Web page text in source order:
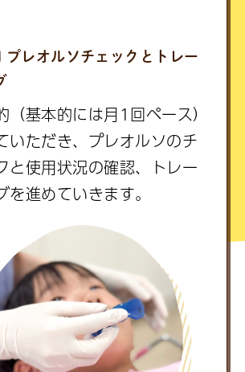
プレオルソチェックとトレー
（基本的には月1回ペース）
いただき、プレオルソのチ
と使用状況の確認、トレー
を進めていきます。